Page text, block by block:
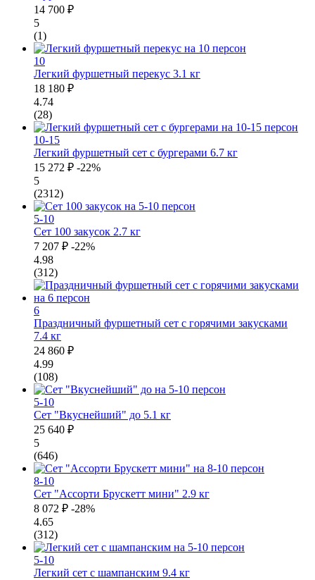
14 700 ₽
5
(1)
10
Легкий фуршетный перекус 3.1 кг
18 180 ₽
4.74
(28)
10-15
Легкий фуршетный сет с бургерами 6.7 кг
15 272 ₽ -22%
5
(2312)
5-10
Сет 100 закусок 2.7 кг
7 207 ₽ -22%
4.98
(312)
6
Праздничный фуршетный сет с горячими закусками
7.4 кг
24 860 ₽
4.99
(108)
5-10
Сет "Вкуснейший" до 5.1 кг
25 640 ₽
5
(646)
8-10
Сет "Ассорти Брускетт мини" 2.9 кг
8 072 ₽ -28%
4.65
(312)
5-10
Легкий сет с шампанским 9.4 кг